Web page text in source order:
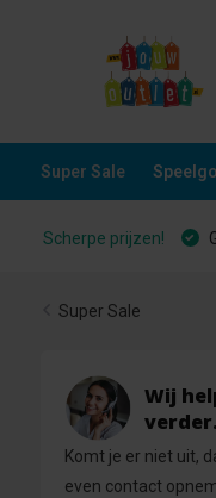
Super Sale
Scherpe prijzen!
Super Sale
Wij
verder.
Komt je er niet uit,
even contact